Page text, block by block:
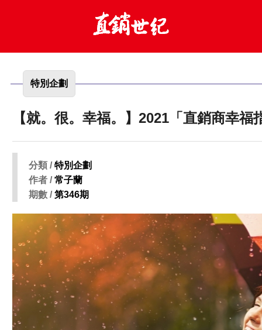
特別企劃
【就。很。幸福。】2021「直銷商幸福
分類 /特別企劃
作者 /常子蘭
期數 /第346期